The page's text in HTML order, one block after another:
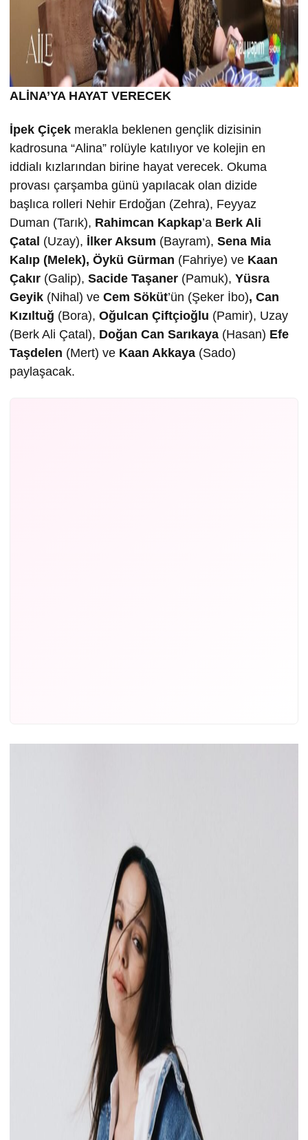
ALİNA’YA HAYAT VERECEK
İpek Çiçek merakla beklenen gençlik dizisinin
kadrosuna “Alina” rolüyle katılıyor ve kolejin en
iddialı kızlarından birine hayat verecek. Okuma
provası çarşamba günü yapılacak olan dizide
başlıca rolleri Nehir Erdoğan (Zehra), Feyyaz
Duman (Tarık), Rahimcan Kapkap’a Berk Ali
Çatal (Uzay), İlker Aksum (Bayram), Sena Mia
Kalıp (Melek), Öykü Gürman (Fahriye) ve Kaan
Çakır (Galip), Sacide Taşaner (Pamuk), Yüsra
Geyik (Nihal) ve Cem Söküt’ün (Şeker İbo), Can
Kızıltuğ (Bora), Oğulcan Çiftçioğlu (Pamir), Uzay
(Berk Ali Çatal), Doğan Can Sarıkaya (Hasan) Efe
Taşdelen (Mert) ve Kaan Akkaya (Sado)
paylaşacak.